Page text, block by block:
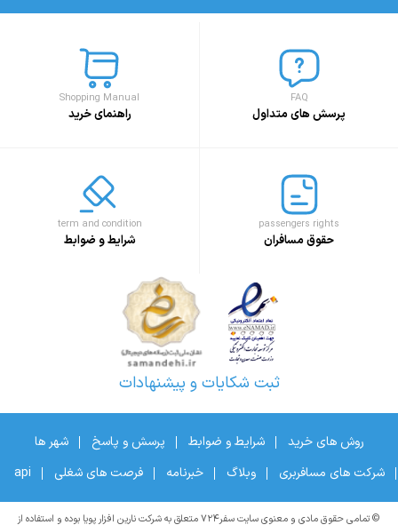
FAQ
پرسش های متداول
Shopping Manual
راهنمای خرید
passengers rights
حقوق مسافران
term and condition
شرایط و ضوابط
ثبت شکایات و پیشنهادات
روش های خرید شرایط و ضوابط پرسش و پاسخ
شهر ها
شرکت های مسافربری
وبلاگ خبرنامه فرصت های شغلی api
© تمامی حقوق مادی و معنوی سایت سفر۷۲۴ متعلق به شرکت نارین افزار پویا بوده و استفاده از